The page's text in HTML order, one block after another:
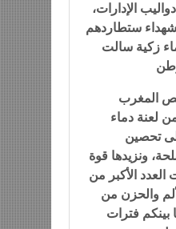
الإدارات،
ستطاردهم
زكية سالت
المغرب
لعنة دماء
تحصين
ونزيدها قوة
العدد الأكبر من
والحزن من
بينكم فترات